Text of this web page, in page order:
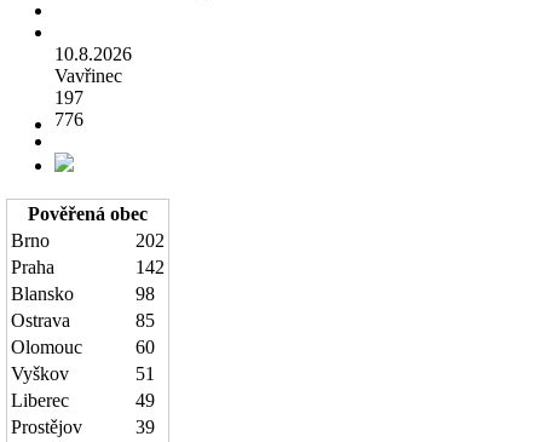
10.8.2026
Vavřinec
197
776
Pověřená obec
Brno
202
Praha
142
Blansko
98
Ostrava
85
Olomouc
60
Vyškov
51
Liberec
49
Prostějov
39